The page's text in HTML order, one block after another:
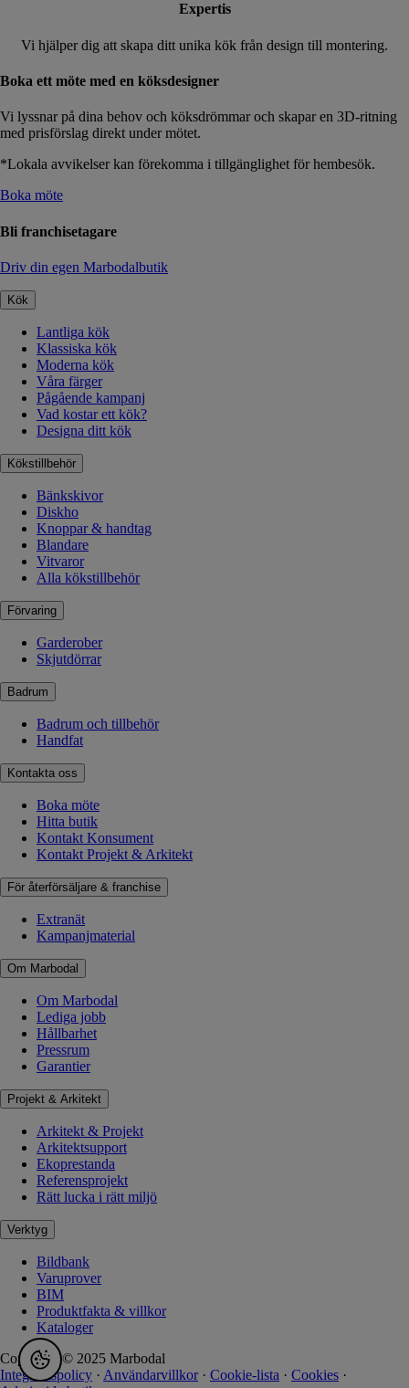
Expertis
Vi hjälper dig att skapa ditt unika kök från design till montering.
Boka ett möte med en köksdesigner
Vi lyssnar på dina behov och köksdrömmar och skapar en 3D-ritning
med prisförslag direkt under mötet.
*Lokala avvikelser kan förekomma i tillgänglighet för hembesök.
Boka möte
Bli franchisetagare
Driv din egen Marbodalbutik
Kök
Lantliga kök
Klassiska kök
Moderna kök
Våra färger
Pågående kampanj
Vad kostar ett kök?
Designa ditt kök
Kökstillbehör
Bänkskivor
Diskho
Knoppar & handtag
Blandare
Vitvaror
Alla kökstillbehör
Förvaring
Garderober
Skjutdörrar
Badrum
Badrum och tillbehör
Handfat
Kontakta oss
Boka möte
Hitta butik
Kontakt Konsument
Kontakt Projekt & Arkitekt
För återförsäljare & franchise
Extranät
Kampanjmaterial
Om Marbodal
Om Marbodal
Lediga jobb
Hållbarhet
Pressrum
Garantier
Projekt & Arkitekt
Arkitekt & Projekt
Arkitektsupport
Ekoprestanda
Referensprojekt
Rätt lucka i rätt miljö
Verktyg
Bildbank
Varuprover
BIM
Produktfakta & villkor
Kataloger
Copyright © 2025 Marbodal
Integritetspolicy · Användarvillkor · Cookie-lista · Cookies ·